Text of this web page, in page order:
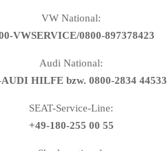
VW National:
VWSERVICE/0800-897378423
Audi National:
HILFE bzw. 0800-2834 44533
SEAT-Service-Line:
+49-180-255 00 55